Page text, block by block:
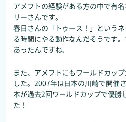
アメフトの経験がある方の中で有
リーさんです。
春日さんの「トゥース！」という
る時間にやる動作なんだそうです
あったんですね。
また、アメフトにもワールドカッ
した。2007年は日本の川崎で開催
本が過去2回ワールドカップで優勝
た！